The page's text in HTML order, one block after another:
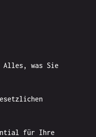
Alles, was Sie
für Ihre